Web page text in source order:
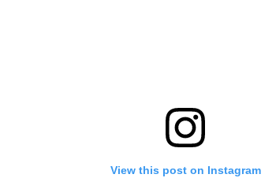
View this post on Instagram